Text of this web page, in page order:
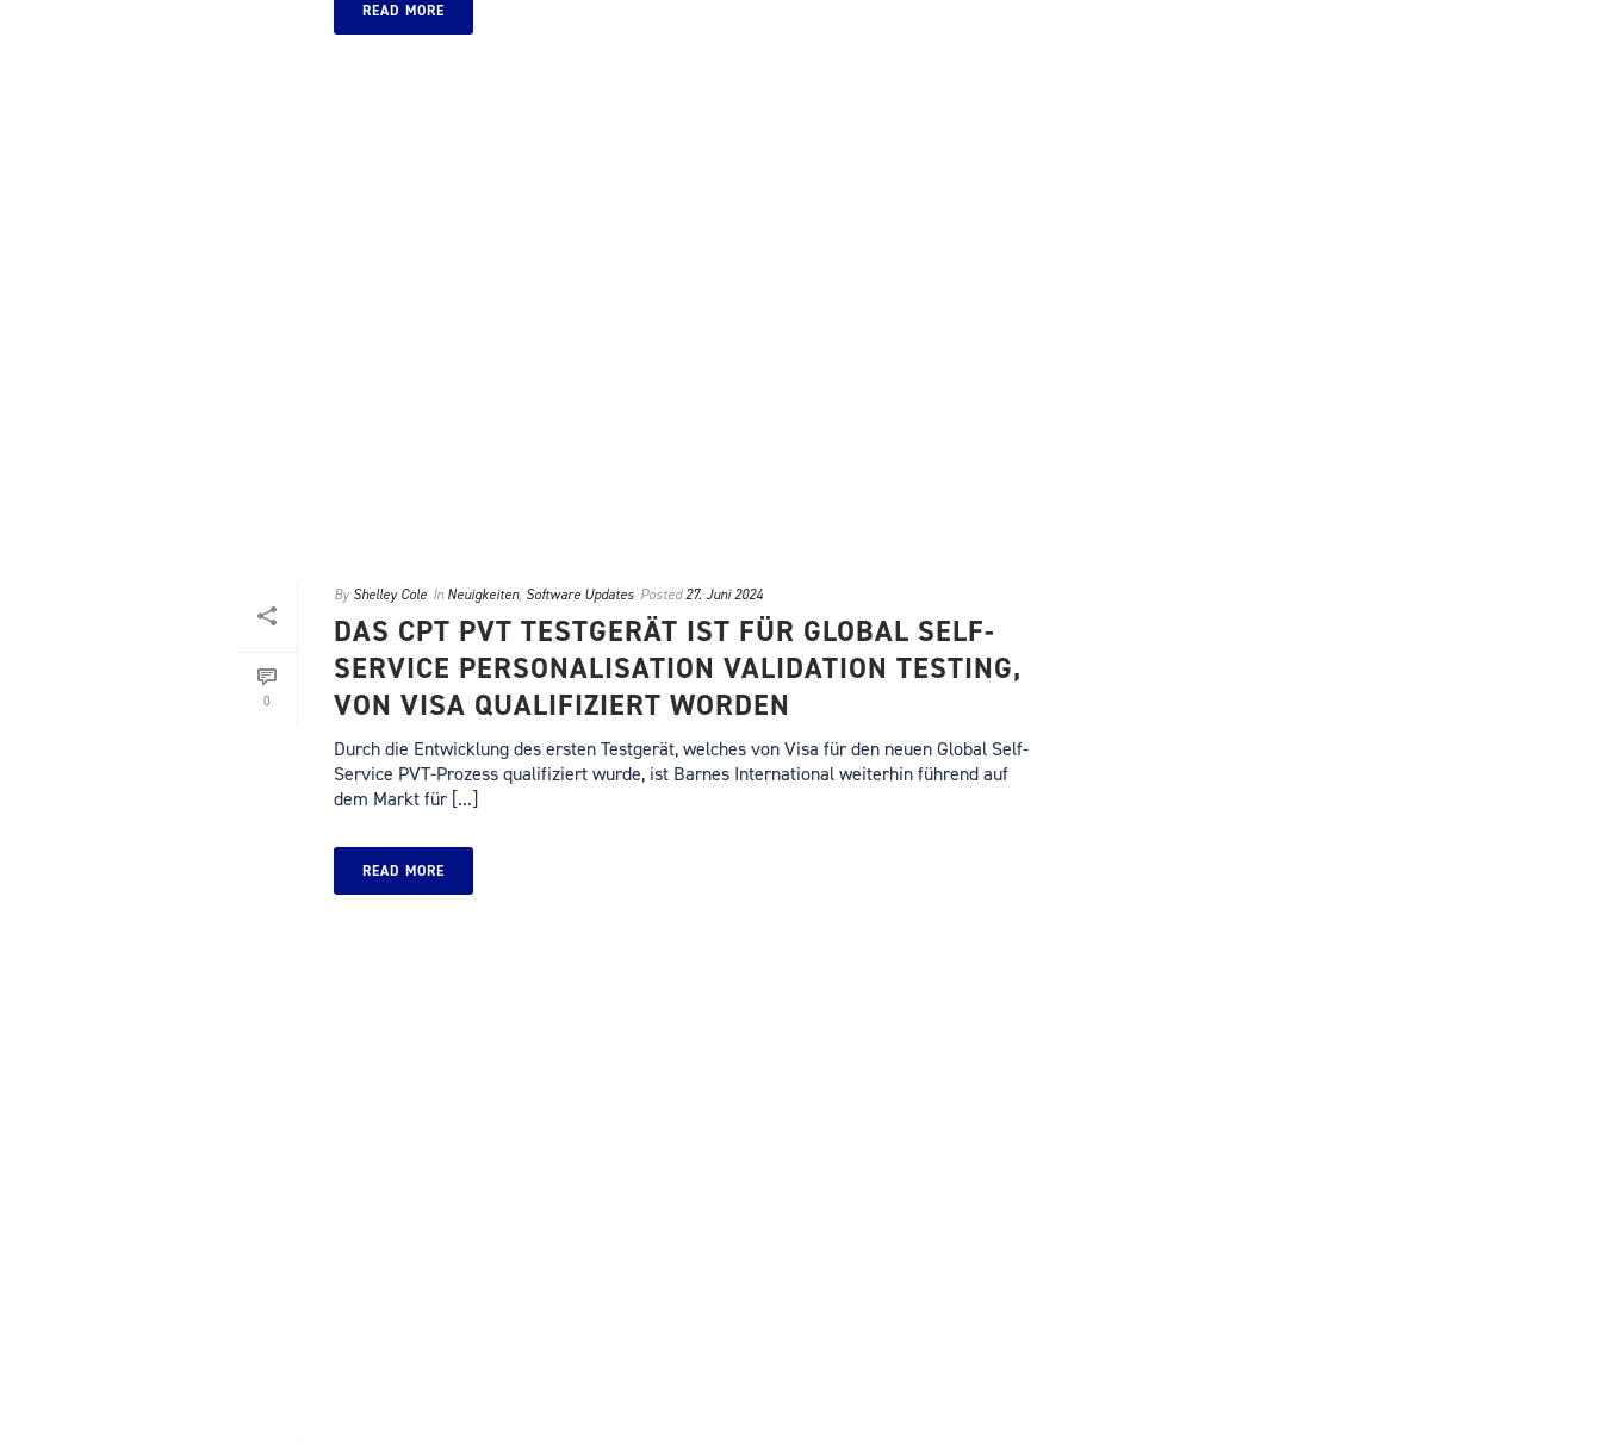
READ MORE
0
By Shelley Cole In Neuigkeiten, Software Updates Posted 27. Juni 2024
DAS CPT PVT TESTGERÄT IST FÜR GLOBAL SELF-
SERVICE PERSONALISATION VALIDATION TESTING,
VON VISA QUALIFIZIERT WORDEN
Durch die Entwicklung des ersten Testgerät, welches von Visa für den neuen Global Self-
Service PVT-Prozess qualifiziert wurde, ist Barnes International weiterhin führend auf
dem Markt für [...]
READ MORE